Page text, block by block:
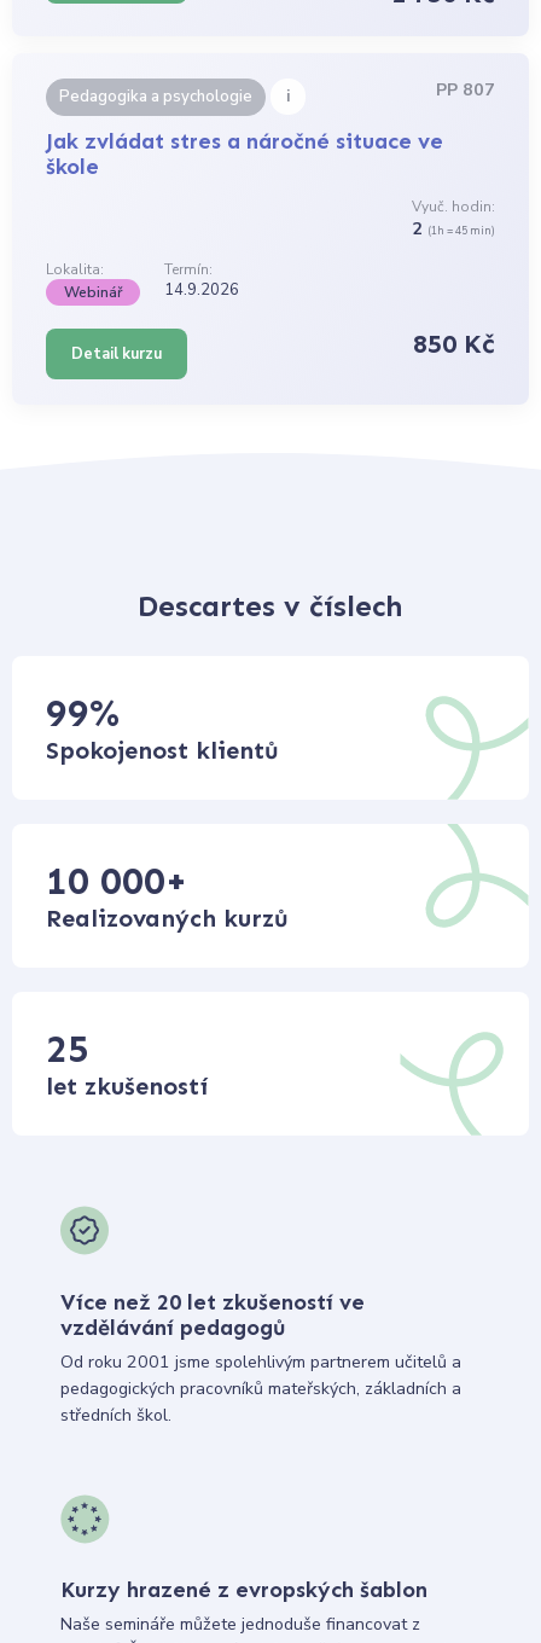
Pedagogika a psychologie i PP 807
Jak zvládat stres a náročné situace ve
škole
Vyuč. hodin:
2 (1h = 45 min)
Lokalita:
Termín:
Webinář
14.9.2026
Detail kurzu 850 Kč
Descartes v číslech
99%
Spokojenost klientů
10 000+
Realizovaných kurzů
25
let zkušeností
Více než 20 let zkušeností ve
vzdělávání pedagogů
Od roku 2001 jsme spolehlivým partnerem učitelů a
pedagogických pracovníků mateřských, základních a
středních škol.
Kurzy hrazené z evropských šablon
Naše semináře můžete jednoduše financovat z